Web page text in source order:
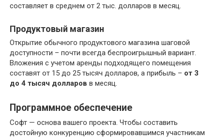
составляет в среднем от 2 тыс. долларов в месяц.
Продуктовый магазин
Открытие обычного продуктового магазина шаговой
доступности – почти всегда беспроигрышный вариант.
Вложения с учетом аренды подходящего помещения
составят от 15 до 25 тысяч долларов, а прибыль – от 3
до 4 тысяч долларов в месяц.
Программное обеспечение
Софт — основа вашего проекта. Чтобы составить
достойную конкуренцию сформировавшимся участникам